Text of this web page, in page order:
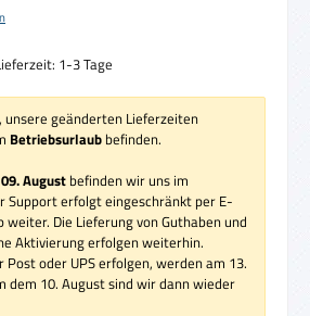
1-3 Tage
unsere geänderten Lieferzeiten
Betriebsurlaub befinden.
August befinden wir uns im
Support erfolgt eingeschränkt per E-
weiter. Die Lieferung von Guthaben und
Aktivierung erfolgen weiterhin.
Post oder UPS erfolgen, werden am 13.
dem 10. August sind wir dann wieder